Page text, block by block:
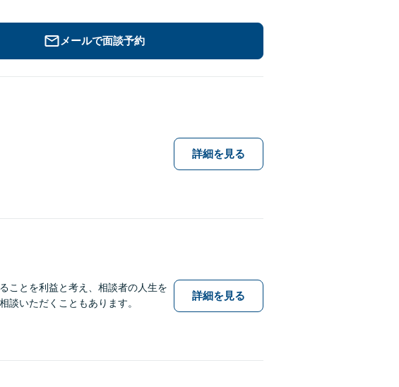
メールで面談予約
詳細を見る
ことを利益と考え、相談者の人生を
談いただくこともあります。
詳細を見る